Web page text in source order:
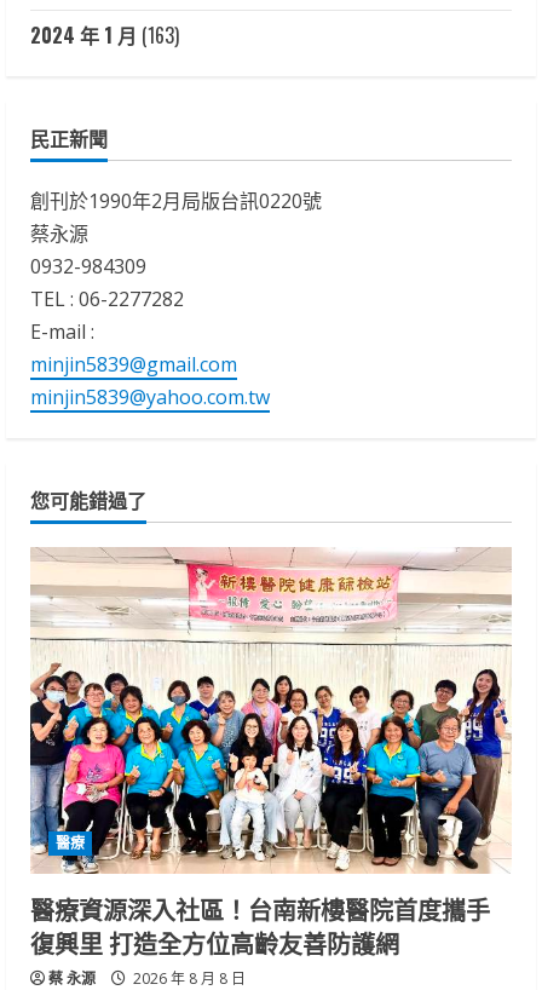
2024 年 1 月 (163)
民正新聞
創刊於1990年2月局版台訊0220號
蔡永源
0932-984309
TEL : 06-2277282
E-mail :
minjin5839@gmail.com
minjin5839@yahoo.com.tw
您可能錯過了
醫療
醫療資源深入社區！台南新樓醫院首度攜手
復興里 打造全方位高齡友善防護網
蔡 永源 2026 年 8 月 8 日